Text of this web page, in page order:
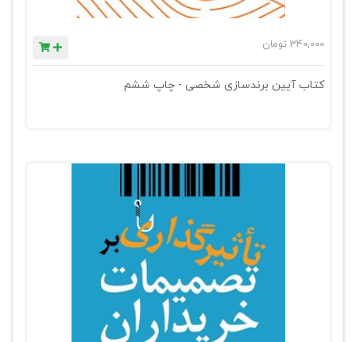
340,000 تومان
کتاب آیین برندسازی شخصی - چاپ ششم